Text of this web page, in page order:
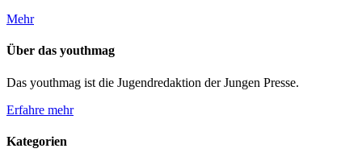
Mehr
Über das youthmag
Das youthmag ist die Jugendredaktion der Jungen Presse.
Erfahre mehr
Kategorien